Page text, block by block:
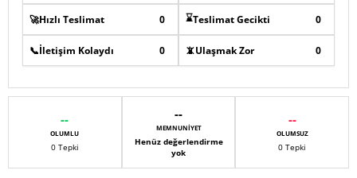
🚀Hızlı Teslimat 0 ⌛Teslimat Gecikti 0
📞İletişim Kolaydı 0 📵Ulaşmak Zor 0
--
OLUMLU
0 Tepki
--
MEMNUNIYET
Henüz değerlendirme
yok
--
OLUMSUZ
0 Tepki